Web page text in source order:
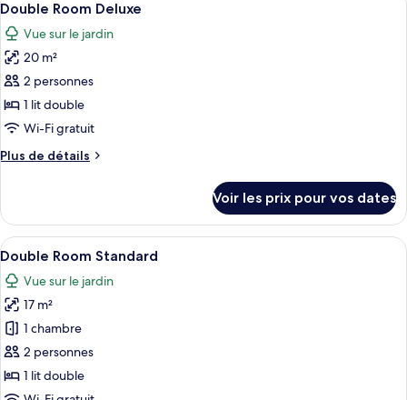
chambres
toutes
les
photos
pour
ce
type
chambre :
Deluxe
4
Double Room Deluxe
Vue sur le jardin
20 m²
2 personnes
1 lit double
Wi-Fi gratuit
Plus de détails
Plus
le
type
de
chambre
Double
Room
Deluxe
Voir les prix pour vos dates
Afficher
toutes
les
photos
pour
ce
type
de
Une chambre d’hôtel dotée d’un
7
Double Room Standard
Vue sur le jardin
17 m²
1 chambre
2 personnes
1 lit double